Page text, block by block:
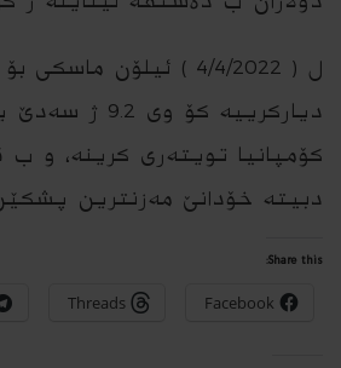
ل ( 4/4/2022 ) ئیلۆن
دیاركرییه كۆ وى
كۆمپانیا تویته‌رى كرینه‌، و
دبیته‌ خۆدانێ مه‌زنترین
Share this:
Facebook
Threads